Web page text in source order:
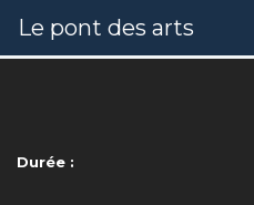
Le pont des arts
Durée :